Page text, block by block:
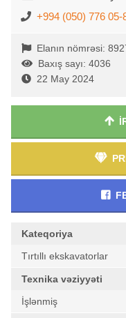
+994 (050) 776 05-
Elanın nömrəsi:
Baxış sayı: 4036
22 May 2024
Kateqoriya
Tırtıllı ekskavatorlar
Texnika vəziyyəti
İşlənmiş